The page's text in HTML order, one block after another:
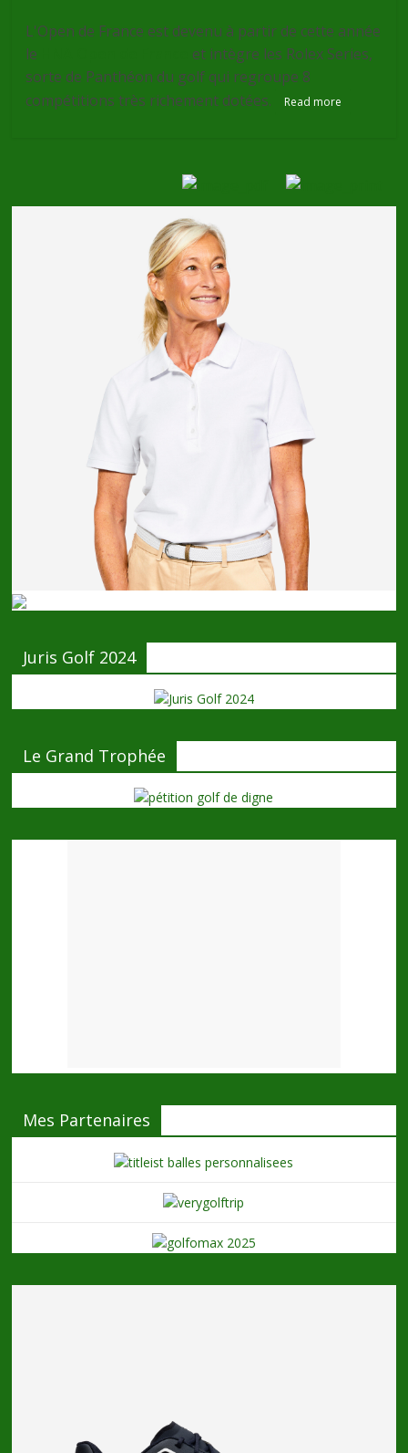
L'Open de France est devenu à partir de cette année
le
et intègre les Rolex Series,
sorte de Panthéon du golf qui regroupe 8
compétitions très richement dotées.
Read more
Juris Golf 2024
Le Grand Trophée
Mes Partenaires